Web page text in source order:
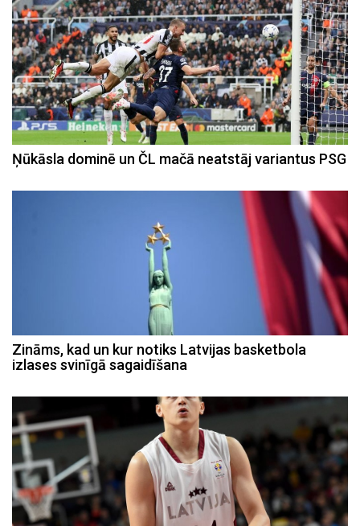
Ņūkāsla dominē un ČL mačā neatstāj variantus PSG
Zināms, kad un kur notiks Latvijas basketbola
izlases svinīgā sagaidīšana